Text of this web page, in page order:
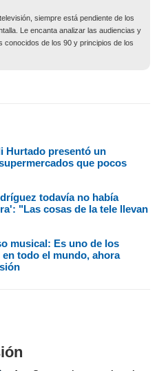
siempre está pendiente de los
Le encanta analizar las audiencias y
conocidos de los 90 y principios de los
Hurtado presentó un
que pocos
todavía no había
"Las cosas de la tele llevan
musical: Es uno de los
todo el mundo, ahora